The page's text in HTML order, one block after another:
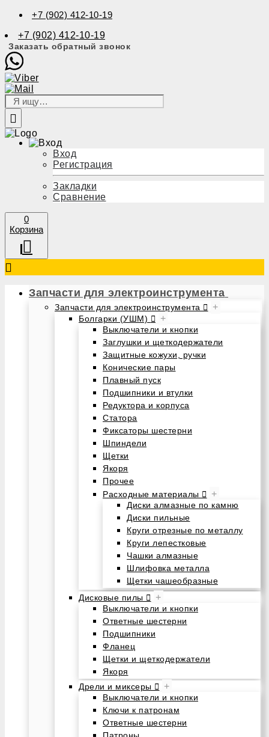
+7 (902) 412-10-19
+7 (902) 412-10-19
Заказать обратный звонок
Вход
Регистрация
Закладки
Сравнение
0
Корзина
Запчасти для электроинструмента
Запчасти для электроинструмента +
Болгарки (УШМ) +
Выключатели и кнопки
Заглушки и щеткодержатели
Защитные кожухи, ручки
Конические пары
Плавный пуск
Подшипники и втулки
Редуктора и корпуса
Статора
Фиксаторы шестерни
Шпиндели
Щетки
Якоря
Прочее
Расходные материалы
+
Диски алмазные по камню
Диски пильные
Круги отрезные по металлу
Круги лепестковые
Чашки алмазные
Шлифовка металла
Щетки чашеобразные
Дисковые пилы
+
Выключатели и кнопки
Ответные шестерни
Подшипники
Фланец
Щетки и щеткодержатели
Якоря
Дрели и миксеры
+
Выключатели и кнопки
Ключи к патронам
Ответные шестерни
Патроны